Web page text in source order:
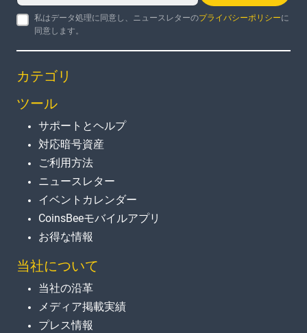
私はデータ処理に同意し、ニュースレターのプライバシーポリシーに
同意します。
カテゴリ
ツール
サポートとヘルプ
対応暗号資産
ご利用方法
ニュースレター
イベントカレンダー
CoinsBeeモバイルアプリ
お得な情報
当社について
当社の沿革
メディア掲載実績
プレス情報